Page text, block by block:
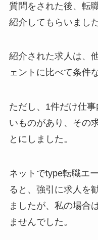
質問をされた後、転
紹介してもらいました
紹介された求人は、
ェントに比べて条件
ただし、1件だけ仕
いものがあり、その
とにしました。
ネットでtype転職エ
ると、強引に求人を
ましたが、私の場合
ませんでした。